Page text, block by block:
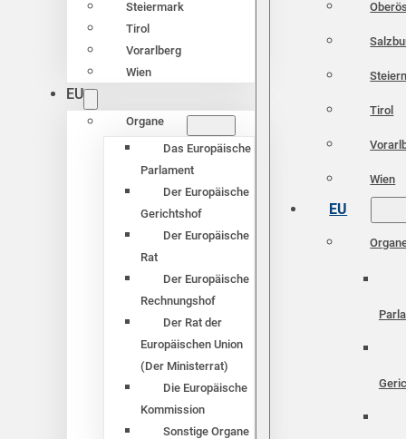
Steiermark
Tirol
Vorarlberg
Wien
EU
Organe
Das Europäische
Parlament
Der Europäische
Gerichtshof
Der Europäische
Rat
Der Europäische
Rechnungshof
Der Rat der
Europäischen Union
(Der Ministerrat)
Die Europäische
Kommission
Sonstige Organe
Tirol
Wien
EU